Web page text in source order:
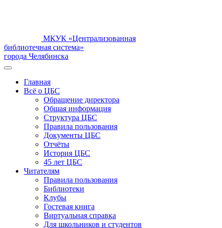
МКУК «Централизованная
библиотечная система»
города Челябинска
Главная
Всё о ЦБС
Обращение директора
Общая информация
Структура ЦБС
Правила пользования
Документы ЦБС
Отчёты
История ЦБС
45 лет ЦБС
Читателям
Правила пользования
Библиотеки
Клубы
Гостевая книга
Виртуальная справка
Для школьников и студентов